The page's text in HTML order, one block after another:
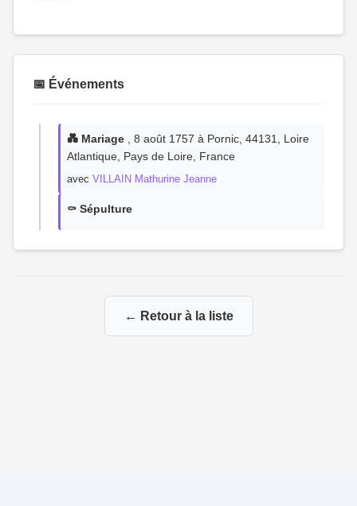
📅 Événements
💑 Mariage , 8 août 1757 à Pornic, 44131, Loire
Atlantique, Pays de Loire, France
avec VILLAIN Mathurine Jeanne
⚰️ Sépulture
← Retour à la liste